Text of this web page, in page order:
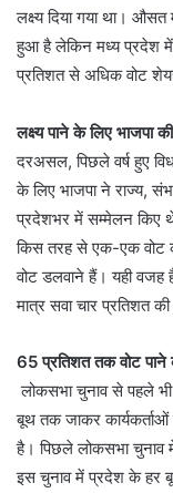
लक्ष्य दिया गया था।
हुआ है लेकिन मध्य प्रदेश
प्रतिशत से अधिक वोट
लक्ष्य पाने के लिए भाजपा
दरअसल, पिछले वर्ष हुए
के लिए भाजपा ने राज्य,
प्रदेशभर में सम्मेलन किए
किस तरह से एक-एक वोट
वोट डलवाने हैं। यही वजह
मात्र सवा चार प्रतिशत
65 प्रतिशत तक वोट पाने
लोकसभा चुनाव से पहले
बूथ तक जाकर कार्यकर्ताओं
है। पिछले लोकसभा चुनाव
इस चुनाव में प्रदेश के हर